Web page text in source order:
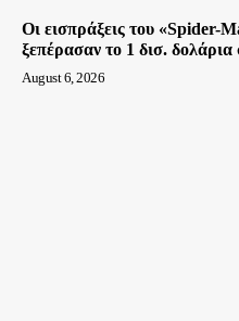
Οι εισπράξεις του «Spider-
ξεπέρασαν το 1 δισ. δολάρια
August 6, 2026